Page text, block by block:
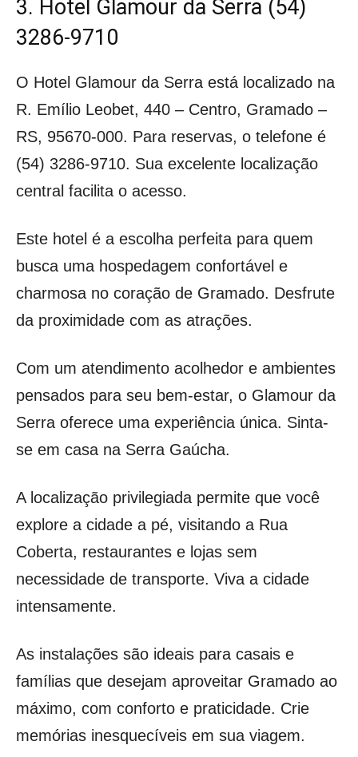
3. Hotel Glamour da Serra (54)
3286-9710
O Hotel Glamour da Serra está localizado na
R. Emílio Leobet, 440 – Centro, Gramado –
RS, 95670-000. Para reservas, o telefone é
(54) 3286-9710. Sua excelente localização
central facilita o acesso.
Este hotel é a escolha perfeita para quem
busca uma hospedagem confortável e
charmosa no coração de Gramado. Desfrute
da proximidade com as atrações.
Com um atendimento acolhedor e ambientes
pensados para seu bem-estar, o Glamour da
Serra oferece uma experiência única. Sinta-
se em casa na Serra Gaúcha.
A localização privilegiada permite que você
explore a cidade a pé, visitando a Rua
Coberta, restaurantes e lojas sem
necessidade de transporte. Viva a cidade
intensamente.
As instalações são ideais para casais e
famílias que desejam aproveitar Gramado ao
máximo, com conforto e praticidade. Crie
memórias inesquecíveis em sua viagem.